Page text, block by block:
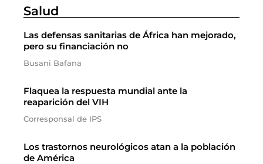
Salud
Las defensas sanitarias de África han mejorado,
pero su financiación no
Busani Bafana
Flaquea la respuesta mundial ante la
reaparición del VIH
Corresponsal de IPS
Los trastornos neurológicos atan a la población
de América